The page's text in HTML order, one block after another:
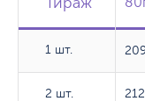
1 шт.
2 шт.
1 шт.
2 шт.